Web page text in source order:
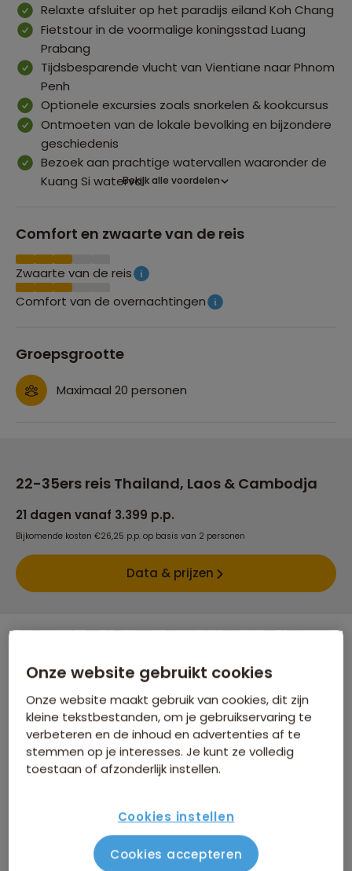
Relaxte afsluiter op het paradijs eiland Koh Chang
Fietstour in de voormalige koningsstad Luang
Prabang
Tijdsbesparende vlucht van Vientiane naar Phnom
Penh
Optionele excursies zoals snorkelen & kookcursus
Ontmoeten van de lokale bevolking en bijzondere
geschiedenis
Bezoek aan prachtige watervallen waaronder de
Kuang Si watervalBekijk alle voordelen
Comfort en zwaarte van de reis
Zwaarte van de reis
Comfort van de overnachtingen
Groepsgrootte
Maximaal 20 personen
22-35ers reis Thailand, Laos & Cambodja
21 dagen vanaf 3.399 p.p.
Bijkomende kosten €26,25 p.p. op basis van 2 personen
Data & prijzen
WINTERVOORDEEL
Tijdelijk €75 korting per persoon
Meer informatie
Onze website gebruikt cookies
Onze website maakt gebruik van cookies, dit zijn
kleine tekstbestanden, om je gebruikservaring te
verbeteren en de inhoud en advertenties af te
stemmen op je interesses. Je kunt ze volledig
toestaan of afzonderlijk instellen.
Cookies instellen
Cookies accepteren